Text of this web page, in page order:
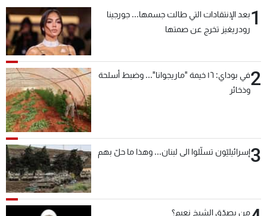
1بعد الإنتقادات التي طالت جسمها... جورجينا
رودريغيز تخرج عن صمتها
2
في بوداي: ١٦ خيمة "ماريجوانا"... وضبط أسلحة
وذخائر
3إسرائيليّون تسلّلوا الى لبنان... وهذا ما حلّ بهم
من يصدّق الشيخ نعيم؟